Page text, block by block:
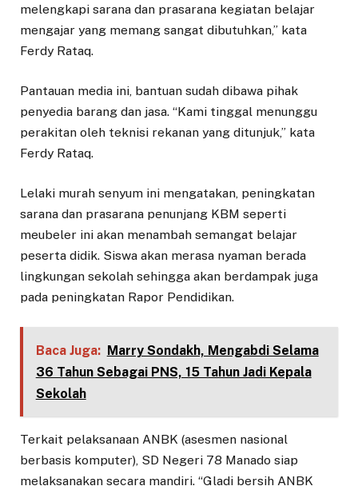
melengkapi sarana dan prasarana kegiatan belajar
mengajar yang memang sangat dibutuhkan,” kata
Ferdy Rataq.
Pantauan media ini, bantuan sudah dibawa pihak
penyedia barang dan jasa. “Kami tinggal menunggu
perakitan oleh teknisi rekanan yang ditunjuk,” kata
Ferdy Rataq.
Lelaki murah senyum ini mengatakan, peningkatan
sarana dan prasarana penunjang KBM seperti
meubeler ini akan menambah semangat belajar
peserta didik. Siswa akan merasa nyaman berada
lingkungan sekolah sehingga akan berdampak juga
pada peningkatan Rapor Pendidikan.
Baca Juga: Marry Sondakh, Mengabdi Selama
36 Tahun Sebagai PNS, 15 Tahun Jadi Kepala
Sekolah
Terkait pelaksanaan ANBK (asesmen nasional
berbasis komputer), SD Negeri 78 Manado siap
melaksanakan secara mandiri. “Gladi bersih ANBK